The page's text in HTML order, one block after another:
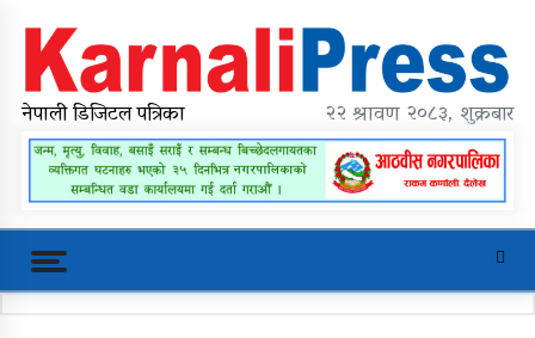
content
karnalipress
Online News Portal
नेपाली डिजिटल पत्रिका २२ श्रावण २०८३, शुक्रबार